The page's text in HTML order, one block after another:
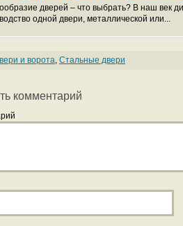
дверей – что выбрать? В наш век
одной двери, металлической или...
и ворота, Стальные двери
комментарий